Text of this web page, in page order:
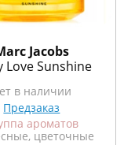
Jacobs
Love Sunshine
в наличии
Предзаказ
ароматов
цветочные